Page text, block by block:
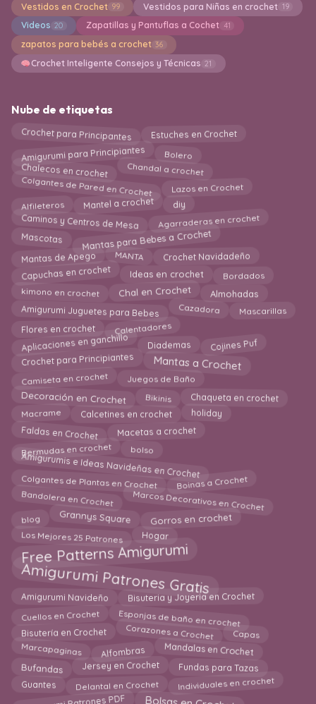
Vestidos en Crochet 99 Vestidos para Niñas en crochet 19
Videos 20 Zapatillas y Pantuflas a Cochet 41
zapatos para bebés a crochet 36
Crochet Inteligente Consejos y Técnicas 21
Nube de etiquetas
Crochet para Principantes Estuches en Crochet
Amigurumi para Principiantes Bolero
Chalecos en crochet Chandal a crochet
Colgantes de Pared en Crochet Lazos en Crochet
Alfileteros Mantel a crochet diy
Caminos y Centros de Mesa Agarraderas en crochet
Mascotas Mantas para Bebes a Crochet
Mantas de Apego MANTA Crochet Navidadeño
Capuchas en crochet Ideas en crochet Bordados
kimono en crochet Chal en Crochet Almohadas
Amigurumi Juguetes para Bebes Cazadora Mascarillas
Flores en crochet Calentadores
Aplicaciones en ganchillo Diademas Cojines Puf
Crochet para Principiantes Mantas a Crochet
Camiseta en crochet Juegos de Baño
Decoración en Crochet Bikinis Chaqueta en crochet
Macrame Calcetines en crochet holiday
Faldas en Crochet Macetas a crochet
Bermudas en crochet bolso
Amigurumis e Ideas Navideñas en Crochet
Colgantes de Plantas en Crochet Boinas a Crochet
Bandolera en Crochet Marcos Decorativos en Crochet
blog Grannys Square Gorros en crochet
Los Mejores 25 Patrones Hogar
Free Patterns Amigurumi
Amigurumi Patrones Gratis
Amigurumi Navideño Bisuteria y Joyeria en Crochet
Cuellos en Crochet Esponjas de baño en crochet
Bisutería en Crochet Corazones a Crochet Capas
Marcapaginas Alfombras Mandalas en Crochet
Bufandas Jersey en Crochet Fundas para Tazas
Guantes Delantal en Crochet Individuales en crochet